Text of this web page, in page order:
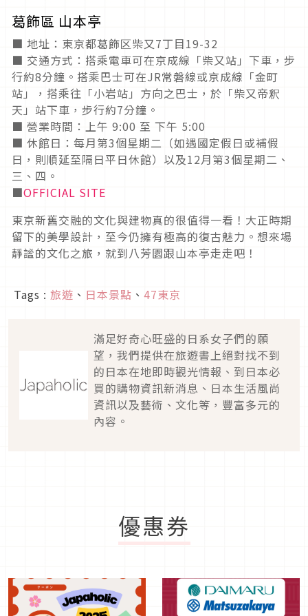
葛飾區 山本亭
■ 地址：東京都葛飾区柴又7丁目19-32
■ 交通方式：搭乘電車可在京成線「柴又站」下車，步
行約8分鐘。搭乘巴士可在JR常磐線或京成線「金町
站」，搭乘往「小岩站」方向之巴士，於「柴又帝釈
天」站下車，步行約7分鐘。
■ 營業時間：上午 9:00 至 下午 5:00
■ 休館日：每月第3個星期二（如遇國定假日或補假
日，則順延至隔日平日休館）以及12月第3個星期二、
三、四。
■OFFICIAL SITE
東京新舊交融的文化與建物真的很值得一看！大正時期
留下的美學設計，至今仍擁有極高的復古魅力。想來場
靜謐的文化之旅，就到八芳園跟山本亭走走吧！
Tags : 旅遊 、 日本景點 、 47東京
滿足好奇心旺盛的日系女子們的願
望，我們提供在旅遊書上絕對找不到
的日本在地即時觀光情報、到日本必
買的購物資訊新消息、日本生活風尚
資訊以及藝術、文化等，豐富多元的
內容。
優惠券